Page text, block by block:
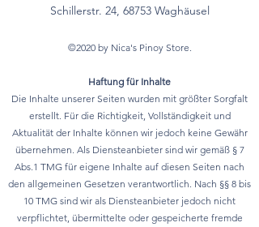
Schillerstr. 24, 68753 Waghäusel
©2020 by Nica's Pinoy Store.
Haftung für Inhalte
Die Inhalte unserer Seiten wurden mit größter Sorgfalt
erstellt. Für die Richtigkeit, Vollständigkeit und
Aktualität der Inhalte können wir jedoch keine Gewähr
übernehmen. Als Diensteanbieter sind wir gemäß § 7
Abs.1 TMG für eigene Inhalte auf diesen Seiten nach
den allgemeinen Gesetzen verantwortlich. Nach §§ 8 bis
10 TMG sind wir als Diensteanbieter jedoch nicht
verpflichtet, übermittelte oder gespeicherte fremde